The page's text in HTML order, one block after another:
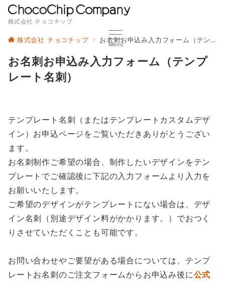
株式会社 チョコチップ
Menu
株式会社 チョコチップ お名刺お申込み入力フォーム（テンプレート名刺）
お名刺お申込み入力フォーム（テンプ
レート名刺）
テンプレート名刺（またはテンプレートカスタムデザ
イン）お申込ページをご覧いただきありがとうござい
ます。
お名刺制作ご希望の場合、制作したいデザインをテン
プレートでご確認後に下記の入力フォームより入力を
お願いいたします。
ご希望のデザインがテンプレートにない場合は、デザ
イン名刺（別途デザイン料がかかります。）でおつく
りさせていただくことも可能です。
お問い合わせやご要望がある場合については、テンプ
レートお名刺のご注文フォームからお申込み後に公式